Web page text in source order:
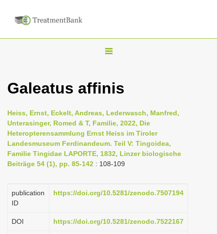
T
g
e
n
a
v
g
Galeatus affinis
Heiss, Ernst, Eckelt, Andreas, Lederwasch, Manfred,
Unterasinger, Romed & T, Familie, 2022, Die
Heteropterensammlung Ernst Heiss im Tiroler
Landesmuseum Ferdinandeum. Teil V: Tingoidea,
Familie Tingidae LAPORTE, 1832, Linzer biologische
Beiträge 54 (1), pp. 85-142 : 108-109
publication
ID
https://doi.org/10.5281/zenodo.7507194
DOI https://doi.org/10.5281/zenodo.7522167